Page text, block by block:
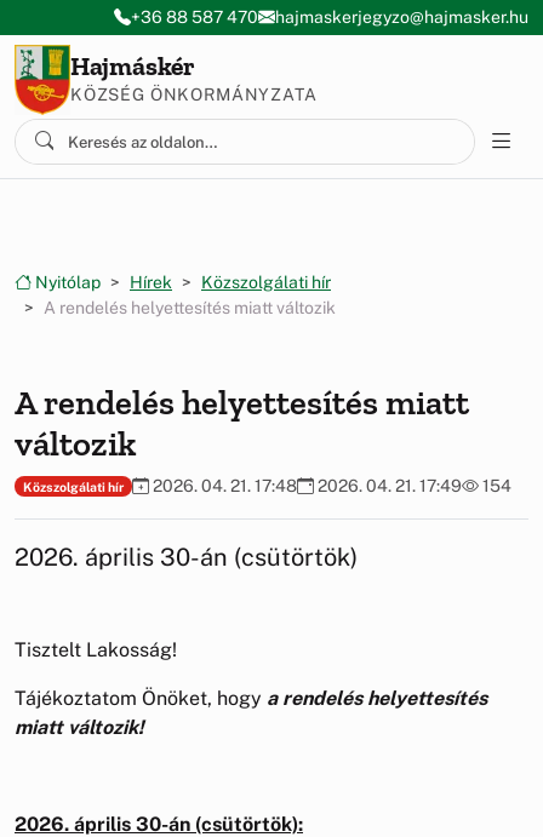
Ugrás a menüre
Ugrás a tartalomra
+36 88 587 470 hajmaskerjegyzo@hajmasker.hu
Hajmáskér
KÖZSÉG ÖNKORMÁNYZATA
Nyitólap Hírek
Közszolgálati hír
A rendelés helyettesítés miatt változik
A rendelés helyettesítés miatt
változik
Közszolgálati hír 2026. 04. 21. 17:48 2026. 04. 21. 17:49 154
2026. április 30-án (csütörtök)
Tisztelt Lakosság!
Tájékoztatom Önöket, hogy a rendelés helyettesítés
miatt változik!
2026. április 30-án (csütörtök):